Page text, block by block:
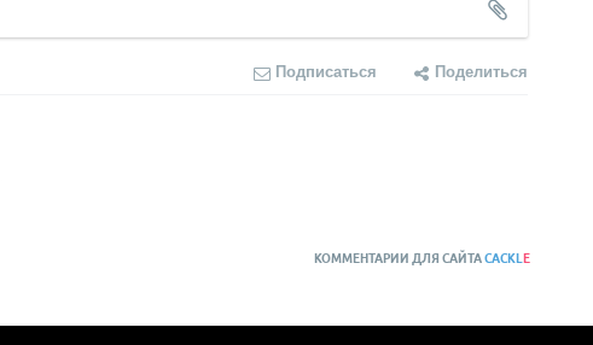
Подписаться Поделиться
КОММЕНТАРИИ ДЛЯ САЙТАCACKL E